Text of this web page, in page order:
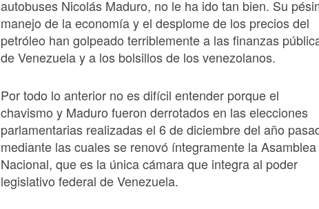
autobuses Nicolás Maduro, no le ha ido tan bien. Su
manejo de la economía y el desplome de los precios del
petróleo han golpeado terriblemente a las finanzas
de Venezuela y a los bolsillos de los venezolanos.
Por todo lo anterior no es difícil entender porque el
chavismo y Maduro fueron derrotados en las elecciones
parlamentarias realizadas el 6 de diciembre del año
mediante las cuales se renovó íntegramente la Asamblea
Nacional, que es la única cámara que integra al poder
legislativo federal de Venezuela.